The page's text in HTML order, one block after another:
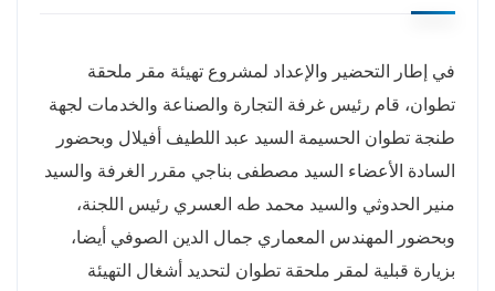
في إطار التحضير والإعداد لمشروع تهيئة مقر ملحقة
تطوان، قام رئيس غرفة التجارة والصناعة والخدمات لجهة
طنجة تطوان الحسيمة السيد عبد اللطيف أفيلال وبحضور
السادة الأعضاء السيد مصطفى بناجي مقرر الغرفة والسيد
منير الحدوثي والسيد محمد طه العسري رئيس اللجنة،
وبحضور المهندس المعماري جمال الدين الصوفي أيضا،
بزيارة قبلية لمقر ملحقة تطوان لتحديد أشغال التهيئة